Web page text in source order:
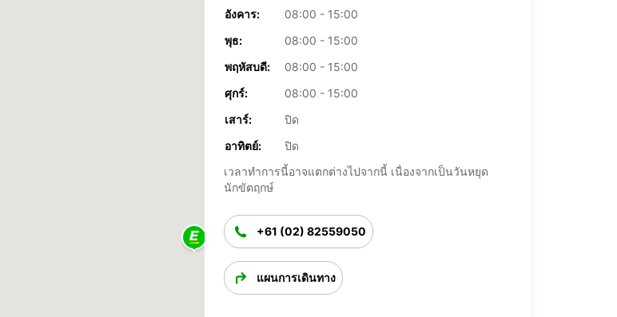
อังคาร:
08:00 - 15:00
พุธ:
08:00 - 15:00
พฤหัสบดี:
08:00 - 15:00
ศุกร์:
08:00 - 15:00
เสาร์:
ปิด
อาทิตย์:
ปิด
เวลาทำการนี้อาจแตกต่างไปจากนี้ เนื่องจากเป็นวันหยุด
นักขัตฤกษ์
+61 (02) 82559050
แผนการเดินทาง